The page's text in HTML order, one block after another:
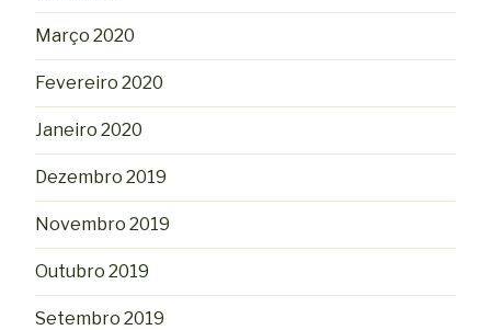
Março 2020
Fevereiro 2020
Janeiro 2020
Dezembro 2019
Novembro 2019
Outubro 2019
Setembro 2019